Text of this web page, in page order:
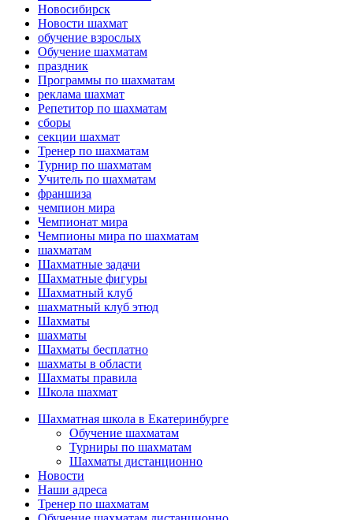
Новосибирск
Новости шахмат
обучение взрослых
Обучение шахматам
праздник
Программы по шахматам
реклама шахмат
Репетитор по шахматам
сборы
секции шахмат
Тренер по шахматам
Турнир по шахматам
Учитель по шахматам
франшиза
чемпион мира
Чемпионат мира
Чемпионы мира по шахматам
шахматам
Шахматные задачи
Шахматные фигуры
Шахматный клуб
шахматный клуб этюд
Шахматы
шахматы
Шахматы бесплатно
шахматы в области
Шахматы правила
Школа шахмат
Шахматная школа в Екатеринбурге
Обучение шахматам
Турниры по шахматам
Шахматы дистанционно
Новости
Наши адреса
Тренер по шахматам